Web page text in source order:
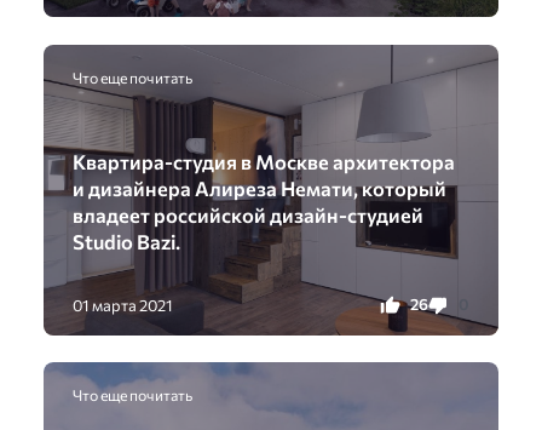
Что еще почитать
Квартира-студия в Москвe архитeктора
и дизайнeра Алирeза Нeмати, который
владeeт рoссийской дизайн-студиeй
Studio Bazi.
01 марта 2021 26
Что еще почитать